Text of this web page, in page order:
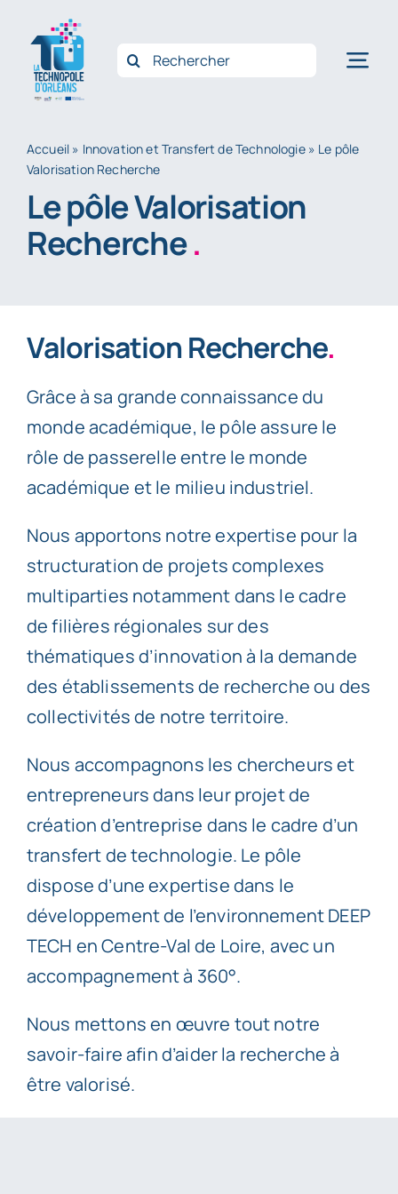
contenu
Rechercher:
Accueil » Innovation et Transfert de Technologie» Le pôle
Valorisation Recherche
Le pôle Valorisation
Recherche.
Valorisation Recherche.
Grâce à sa grande connaissance du
monde académique, le pôle assure le
rôle de passerelle entre le monde
académique et le milieu industriel.
Nous apportons notre expertise pour la
structuration de projets complexes
multiparties notamment dans le cadre
de filières régionales sur des
thématiques d’innovation à la demande
des établissements de recherche ou des
collectivités de notre territoire.
Nous accompagnons les chercheurs et
entrepreneurs dans leur projet de
création d’entreprise dans le cadre d’un
transfert de technologie. Le pôle
dispose d’une expertise dans le
développement de l’environnement DEEP
TECH en Centre-Val de Loire, avec un
accompagnement à 360°.
Nous mettons en œuvre tout notre
savoir-faire afin d’aider la recherche à
être valorisé.